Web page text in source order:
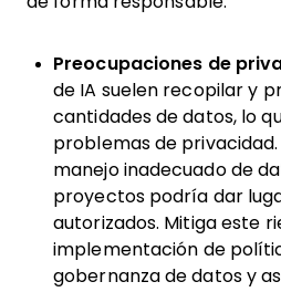
Preocupaciones de
de IA suelen recopilar y
cantidades de datos, lo
problemas de privacidad.
manejo inadecuado de
proyectos podría dar
autorizados. Mitiga este
implementación de
gobernanza de datos y